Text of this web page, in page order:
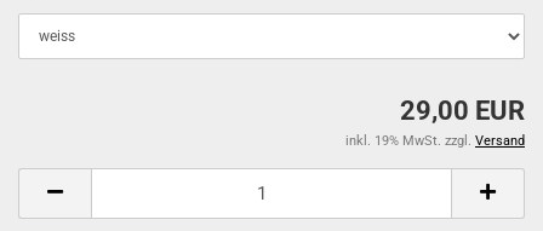
29,00 EUR
inkl. 19% MwSt. zzgl. Versand